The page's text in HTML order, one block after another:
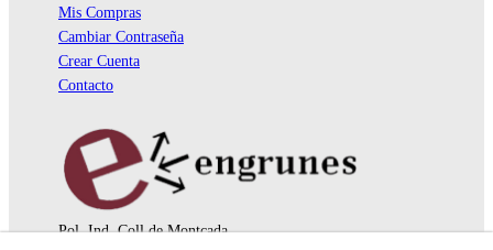
Mis Compras
Cambiar Contraseña
Crear Cuenta
Contacto
Pol. Ind. Coll de Montcada